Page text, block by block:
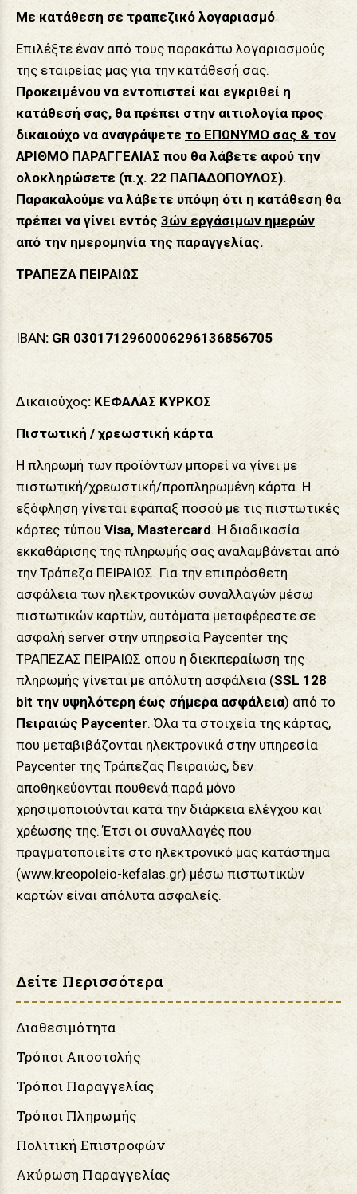
Με κατάθεση σε τραπεζικό λογαριασμό
Επιλέξτε έναν από τους παρακάτω λογαριασμούς
της εταιρείας μας για την κατάθεσή σας.
Προκειμένου να εντοπιστεί και εγκριθεί η
κατάθεσή σας, θα πρέπει στην αιτιολογία προς
δικαιούχο να αναγράψετε το ΕΠΩΝΥΜΟ σας & τον
ΑΡΙΘΜΟ ΠΑΡΑΓΓΕΛΙΑΣ που θα λάβετε αφού την
ολοκληρώσετε (π.χ. 22 ΠΑΠΑΔΟΠΟΥΛΟΣ).
Παρακαλούμε να λάβετε υπόψη ότι η κατάθεση θα
πρέπει να γίνει εντός 3ών εργάσιμων ημερών
από την ημερομηνία της παραγγελίας.
ΤΡΑΠΕΖΑ ΠΕΙΡΑΙΩΣ
IBAN: GR 0301712960006296136856705
Δικαιούχος: ΚΕΦΑΛΑΣ ΚΥΡΚΟΣ
Πιστωτική / χρεωστική κάρτα
Η πληρωμή των προϊόντων μπορεί να γίνει με
πιστωτική/χρεωστική/προπληρωμένη κάρτα. Η
εξόφληση γίνεται εφάπαξ ποσού με τις πιστωτικές
κάρτες τύπου Visa, Mastercard. Η διαδικασία
εκκαθάρισης της πληρωμής σας αναλαμβάνεται από
την Τράπεζα ΠΕΙΡΑΙΩΣ. Για την επιπρόσθετη
ασφάλεια των ηλεκτρονικών συναλλαγών μέσω
πιστωτικών καρτών, αυτόματα μεταφέρεστε σε
ασφαλή server στην υπηρεσία Paycenter της
ΤΡΑΠΕΖΑΣ ΠΕΙΡΑΙΩΣ οπου η διεκπεραίωση της
πληρωμής γίνεται με απόλυτη ασφάλεια (SSL 128
bit την υψηλότερη έως σήμερα ασφάλεια) από το
Πειραιώς Paycenter. Όλα τα στοιχεία της κάρτας,
που μεταβιβάζονται ηλεκτρονικά στην υπηρεσία
Paycenter της Τράπεζας Πειραιώς, δεν
αποθηκεύονται πουθενά παρά μόνο
χρησιμοποιούνται κατά την διάρκεια ελέγχου και
χρέωσης της. Έτσι οι συναλλαγές που
πραγματοποιείτε στο ηλεκτρονικό μας κατάστημα
(www.kreopoleio-kefalas.gr) μέσω πιστωτικών
καρτών είναι απόλυτα ασφαλείς.
Δείτε Περισσότερα
Διαθεσιμότητα
Τρόποι Αποστολής
Τρόποι Παραγγελίας
Τρόποι Πληρωμής
Πολιτική Επιστροφών
Ακύρωση Παραγγελίας